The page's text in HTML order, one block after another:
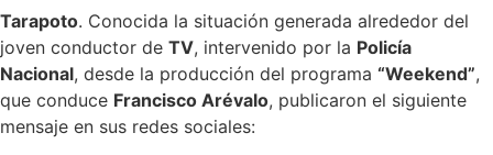
Tarapoto. Conocida la situación generada alrededor del
joven conductor de TV, intervenido por la Policía
Nacional, desde la producción del programa “Weekend”,
que conduce Francisco Arévalo, publicaron el siguiente
mensaje en sus redes sociales: